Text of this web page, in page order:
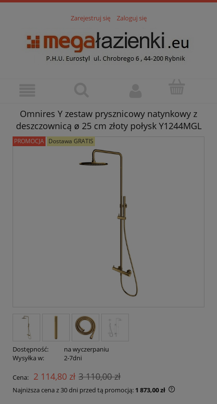
Zarejestruj się Zaloguj się
Omnires Y zestaw prysznicowy natynkowy z
deszczownicą ø 25 cm złoty połysk Y1244MGL
PROMOCJA Dostawa GRATIS
Dostępność:
na wyczerpaniu
Wysyłka w:
2-7dni
Cena: 2 114,80 zł 3 110,00 zł
Najniższa cena z 30 dni przed tą promocją: 1 873,00 zł